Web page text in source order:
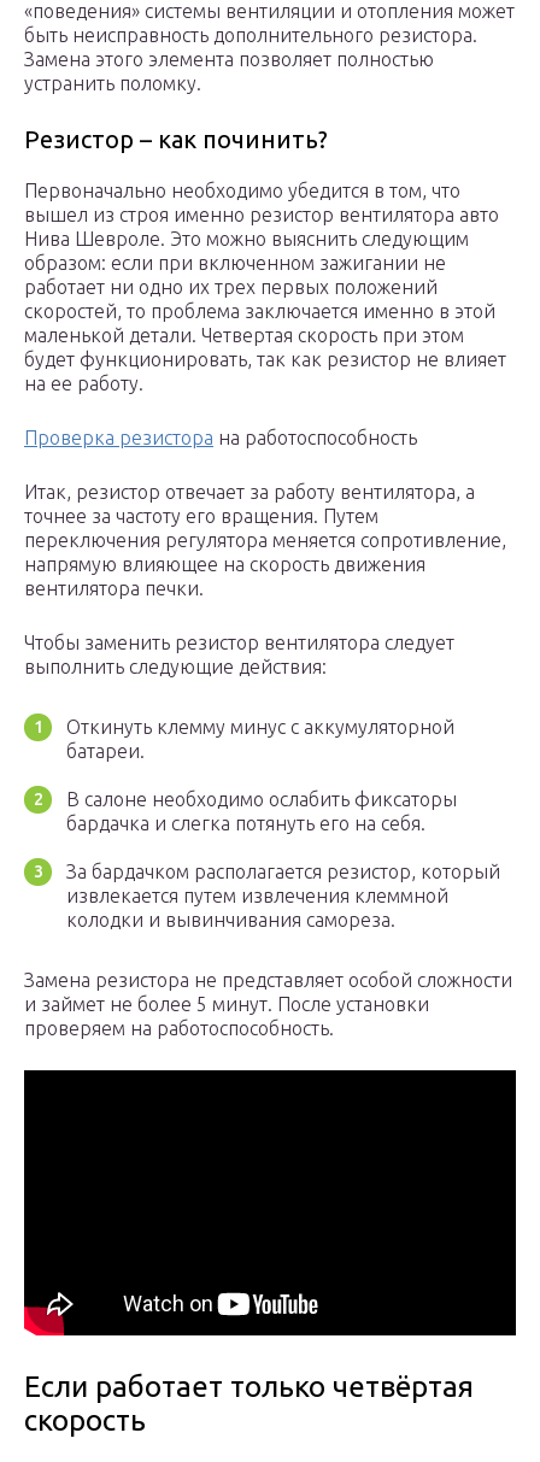
«поведения» системы вентиляции и отопления может
быть неисправность дополнительного резистора.
Замена этого элемента позволяет полностью
устранить поломку.
Резистор – как починить?
Первоначально необходимо убедится в том, что
вышел из строя именно резистор вентилятора авто
Нива Шевроле. Это можно выяснить следующим
образом: если при включенном зажигании не
работает ни одно их трех первых положений
скоростей, то проблема заключается именно в этой
маленькой детали. Четвертая скорость при этом
будет функционировать, так как резистор не влияет
на ее работу.
Проверка резистора на работоспособность
Итак, резистор отвечает за работу вентилятора, а
точнее за частоту его вращения. Путем
переключения регулятора меняется сопротивление,
напрямую влияющее на скорость движения
вентилятора печки.
Чтобы заменить резистор вентилятора следует
выполнить следующие действия:
Откинуть клемму минус с аккумуляторной
батареи.
В салоне необходимо ослабить фиксаторы
бардачка и слегка потянуть его на себя.
За бардачком располагается резистор, который
извлекается путем извлечения клеммной
колодки и вывинчивания самореза.
Замена резистора не представляет особой сложности
и займет не более 5 минут. После установки
проверяем на работоспособность.
Если работает только четвёртая
скорость